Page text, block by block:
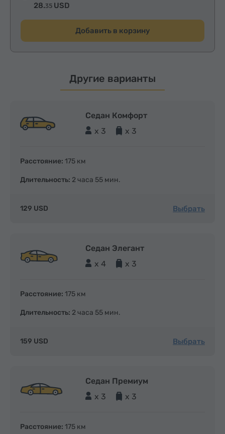
28.35 USD
Добавить в корзину
Другие варианты
Седан Комфорт
x 3
x 3
Расстояние: 175 км
Длительность: 2 часа 55 мин.
129 USD Выбрать
Седан Элегант
x 4
x 3
Расстояние: 175 км
Длительность: 2 часа 55 мин.
159 USD Выбрать
Седан Премиум
x 3
x 3
Расстояние: 175 км